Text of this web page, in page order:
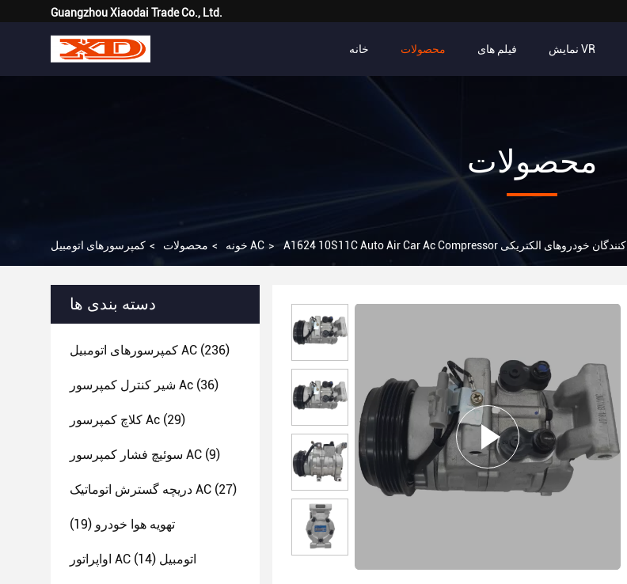
Guangzhou Xiaodai Trade Co., Ltd.
خانه محصولات فیلم های نمایش VR
محصولات
خونه > محصولات > کمپرسورهای اتومبیل AC >
دسته بندی ها
کمپرسورهای اتومبیل AC (236)
شیر کنترل کمپرسور Ac (36)
کلاچ کمپرسور Ac (29)
سوئیچ فشار کمپرسور AC (9)
دریچه گسترش اتوماتیک AC (27)
تهویه هوا خودرو (19)
اواپراتور AC اتومبیل (14)